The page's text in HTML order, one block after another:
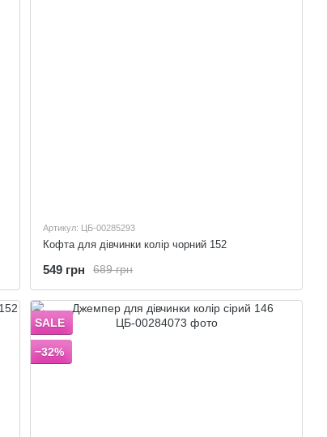
Артикул: ЦБ-00285293
Кофта для дівчинки колір чорний 152
689 грн
549 грн
SALE
−32%